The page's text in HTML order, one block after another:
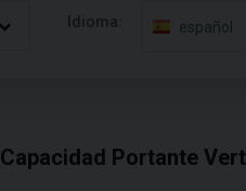
Idioma: español
Capacidad Portante